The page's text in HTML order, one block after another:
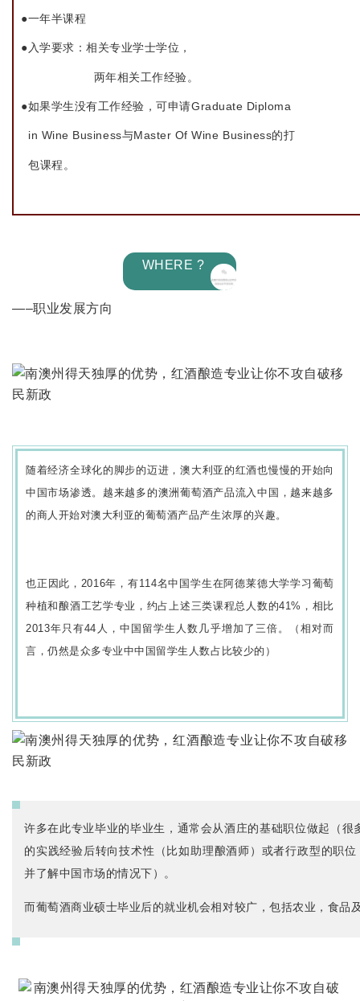
●一年半课程
●入学要求：相关专业学士学位，
两年相关工作经验。
●如果学生没有工作经验，可申请Graduate Diploma
in Wine Business与Master Of Wine Business的打
包课程。
WHERE ?
—–职业发展方向
随着经济全球化的脚步的迈进，澳大利亚的红酒也慢慢的开始向
中国市场渗透。越来越多的澳洲葡萄酒产品流入中国，越来越多
的商人开始对澳大利亚的葡萄酒产品产生浓厚的兴趣。
也正因此，2016年，有114名中国学生在阿德莱德大学学习葡萄
种植和酿酒工艺学专业，约占上述三类课程总人数的41%，相比
2013年只有44人，中国留学生人数几乎增加了三倍。（相对而
言，仍然是众多专业中中国留学生人数占比较少的）
许多在此专业毕业的毕业生，通常会从酒庄的基础职位做起（
的实践经验后转向技术性（比如助理酿酒师）或者行政型的职
并了解中国市场的情况下）。
而葡萄酒商业硕士毕业后的就业机会相对较广，包括农业，食品